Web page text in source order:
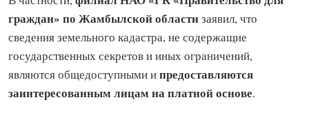
граждан» по Жамбылской областизаявил, что
сведения земельного кадастра, не содержащие
государственных секретов и иных ограничений,
являются общедоступными ипредоставляются
заинтересованным лицам на платной основе.